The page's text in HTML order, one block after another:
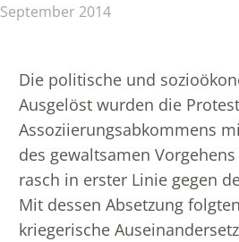
September 2014
Die politische und
Ausgelöst wurden die
Assoziierungsabkommens
des gewaltsamen
rasch in erster Linie gegen
Mit dessen Absetzung
kriegerische